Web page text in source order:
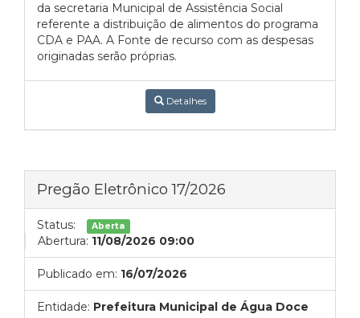
da secretaria Municipal de Assistência Social
referente a distribuição de alimentos do programa
CDA e PAA. A Fonte de recurso com as despesas
originadas serão próprias.
Detalhes
Pregão Eletrônico 17/2026
Status: Aberta
Abertura: 11/08/2026 09:00
Publicado em: 16/07/2026
Entidade: Prefeitura Municipal de Água Doce